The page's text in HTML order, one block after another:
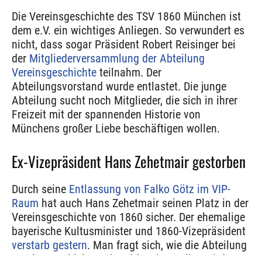
Die Vereinsgeschichte des TSV 1860 München ist
dem e.V. ein wichtiges Anliegen. So verwundert es
nicht, dass sogar Präsident Robert Reisinger bei
der Mitgliederversammlung der Abteilung
Vereinsgeschichte teilnahm. Der
Abteilungsvorstand wurde entlastet. Die junge
Abteilung sucht noch Mitglieder, die sich in ihrer
Freizeit mit der spannenden Historie von
Münchens großer Liebe beschäftigen wollen.
Ex-Vizepräsident Hans Zehetmair gestorben
Durch seine Entlassung von Falko Götz im VIP-
Raum hat auch Hans Zehetmair seinen Platz in der
Vereinsgeschichte von 1860 sicher. Der ehemalige
bayerische Kultusminister und 1860-Vizepräsident
verstarb gestern. Man fragt sich, wie die Abteilung